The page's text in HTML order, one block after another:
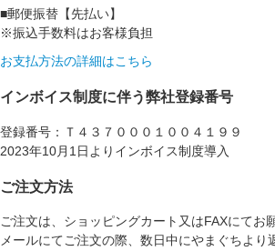
■郵便振替【先払い】
※振込手数料はお客様負担
お支払方法の詳細はこちら
インボイス制度に伴う弊社登録番号
登録番号：Ｔ４３７０００１００４１９９
2023年10月1日よりインボイス制度導入
ご注文方法
ご注文は、ショッピングカート又はFAXにてお
メールにてご注文の際、数日中にやまぐちより